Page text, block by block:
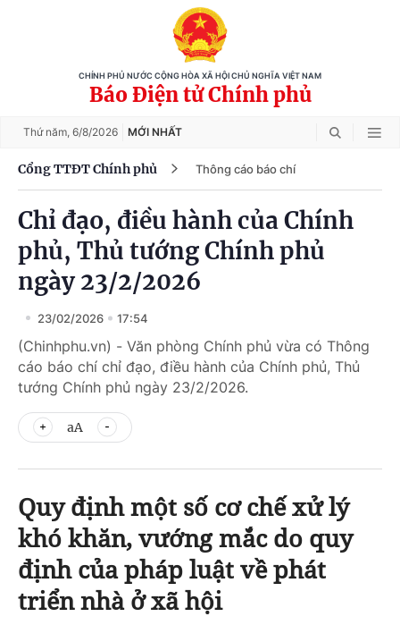
CHÍNH PHỦ NƯỚC CỘNG HÒA XÃ HỘI CHỦ NGHĨA VIỆT NAM
Báo Điện tử Chính phủ
Thứ năm, 6/8/2026 MỚI NHẤT
Cổng TTĐT Chính phủ Thông cáo báo chí
Chỉ đạo, điều hành của Chính
phủ, Thủ tướng Chính phủ
ngày 23/2/2026
23/02/2026 17:54
(Chinhphu.vn) - Văn phòng Chính phủ vừa có Thông
cáo báo chí chỉ đạo, điều hành của Chính phủ, Thủ
tướng Chính phủ ngày 23/2/2026.
aA
Quy định một số cơ chế xử lý
khó khăn, vướng mắc do quy
định của pháp luật về phát
triển nhà ở xã hội